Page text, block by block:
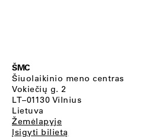
ŠMC
Šiuolaikinio meno centras
Vokiečių g. 2
LT–01130 Vilnius
Lietuva
Žemėlapyje
Įsigyti bilietą